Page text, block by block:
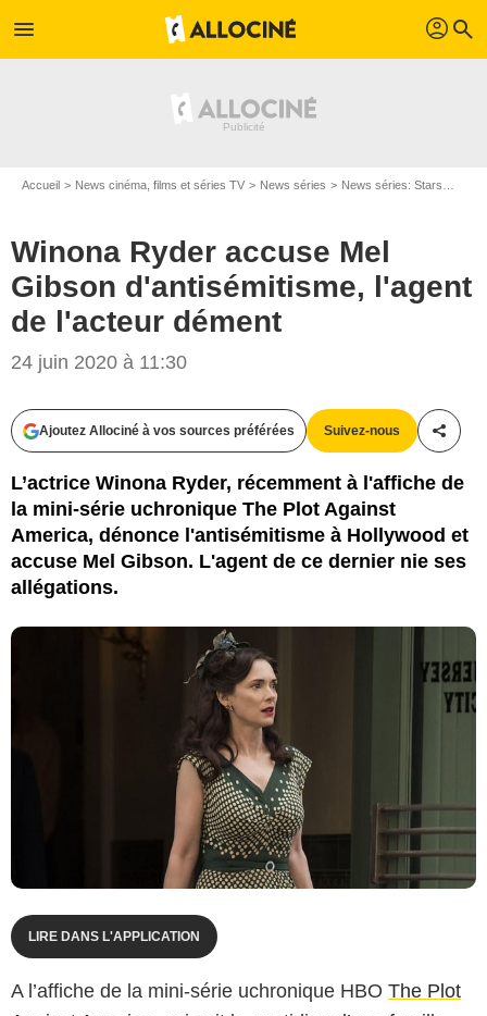
menu profil search
Accueil News cinéma, films et séries TV News séries News séries: Stars
Winona Ryder accuse Mel
Gibson d'antisémitisme, l'agent
de l'acteur dément
24 juin 2020 à 11:30
Ajoutez Allociné à vos sources préférées Suivez-nous
L’actrice Winona Ryder, récemment à l'affiche de
la mini-série uchronique The Plot Against
America, dénonce l'antisémitisme à Hollywood et
accuse Mel Gibson. L'agent de ce dernier nie ses
allégations.
LIRE DANS L'APPLICATION
A l’affiche de la mini-série uchronique HBO The Plot